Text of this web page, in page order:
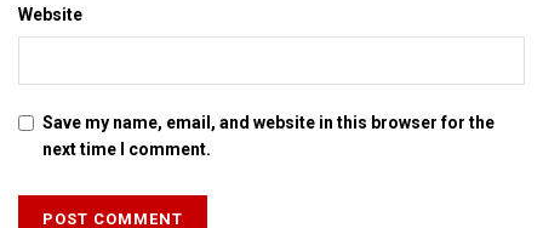
Website
Save my name, email, and website in this browser for the
next time I comment.